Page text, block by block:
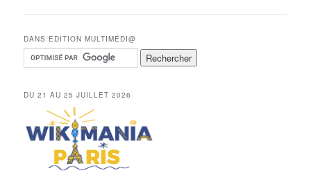
articles
DANS EDITION MULTIMÉDI@
DU 21 AU 25 JUILLET 2026